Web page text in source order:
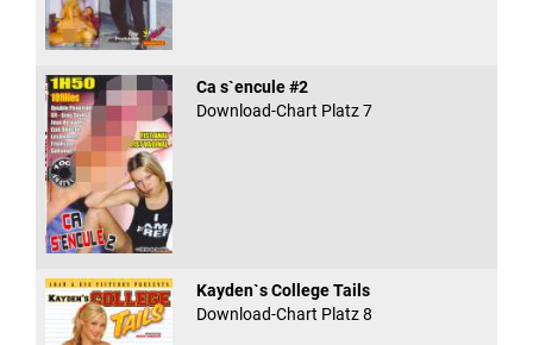
Ca s`encule #2
Download-Chart Platz 7
Kayden`s College Tails
Download-Chart Platz 8